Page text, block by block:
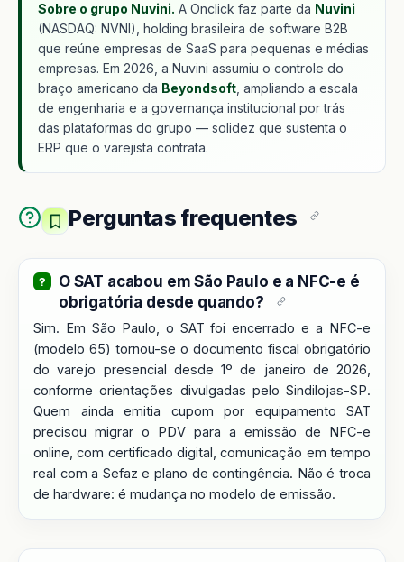
Sobre o grupo Nuvini. A Onclick faz parte da Nuvini
(NASDAQ: NVNI), holding brasileira de software B2B
que reúne empresas de SaaS para pequenas e médias
empresas. Em 2026, a Nuvini assumiu o controle do
braço americano da Beyondsoft , ampliando a escala
de engenharia e a governança institucional por trás
das plataformas do grupo — solidez que sustenta o
ERP que o varejista contrata.
Perguntas frequentes
O SAT acabou em São Paulo e a NFC-e é
obrigatória desde quando?
Sim. Em São Paulo, o SAT foi encerrado e a NFC-e
(modelo 65) tornou-se o documento fiscal obrigatório
do varejo presencial desde 1º de janeiro de 2026,
conforme orientações divulgadas pelo Sindilojas-SP.
Quem ainda emitia cupom por equipamento SAT
precisou migrar o PDV para a emissão de NFC-e
online, com certificado digital, comunicação em tempo
real com a Sefaz e plano de contingência. Não é troca
de hardware: é mudança no modelo de emissão.